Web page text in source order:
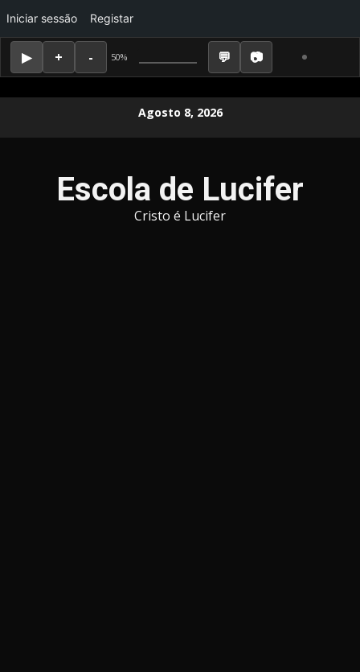
50%
Iniciar sessão Registar
Agosto 8, 2026
Escola de Lucifer
Cristo é Lucifer